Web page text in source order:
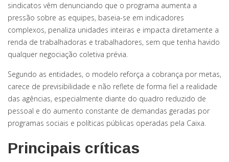
sindicatos vêm denunciando que o programa aumenta a
pressão sobre as equipes, baseia-se em indicadores
complexos, penaliza unidades inteiras e impacta diretamente a
renda de trabalhadoras e trabalhadores, sem que tenha havido
qualquer negociação coletiva prévia.
Segundo as entidades, o modelo reforça a cobrança por metas,
carece de previsibilidade e não reflete de forma fiel a realidade
das agências, especialmente diante do quadro reduzido de
pessoal e do aumento constante de demandas geradas por
programas sociais e políticas públicas operadas pela Caixa.
Principais críticas